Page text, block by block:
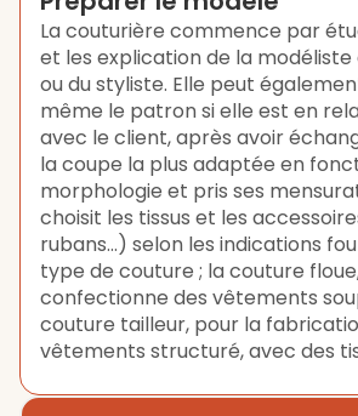
La couturière commence par
et les explication de la
ou du styliste. Elle peut
même le patron si elle est en
avec le client, après avoir
la coupe la plus adaptée en
morphologie et pris ses
choisit les tissus et les
rubans…) selon les indications
type de couture ; la couture
confectionne des vêtements
couture tailleur, pour la
vêtements structuré, avec des